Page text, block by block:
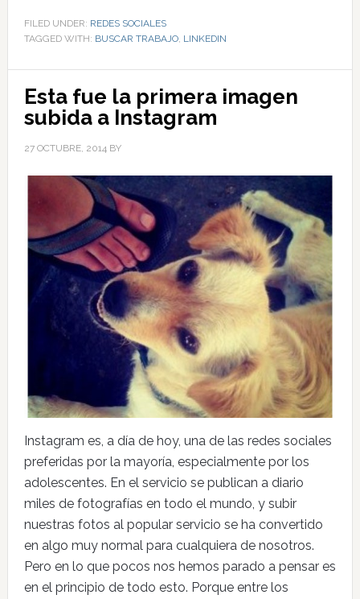
FILED UNDER: REDES SOCIALES
TAGGED WITH: BUSCAR TRABAJO, LINKEDIN
Esta fue la primera imagen
subida a Instagram
27 OCTUBRE, 2014 BY
Instagram es, a día de hoy, una de las redes sociales
preferidas por la mayoría, especialmente por los
adolescentes. En el servicio se publican a diario
miles de fotografías en todo el mundo, y subir
nuestras fotos al popular servicio se ha convertido
en algo muy normal para cualquiera de nosotros.
Pero en lo que pocos nos hemos parado a pensar es
en el principio de todo esto. Porque entre los